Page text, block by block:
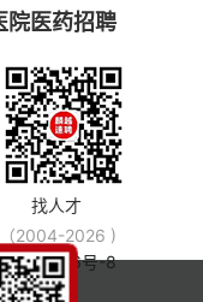
院医药招聘
找人才
2004-2026 )
号-8